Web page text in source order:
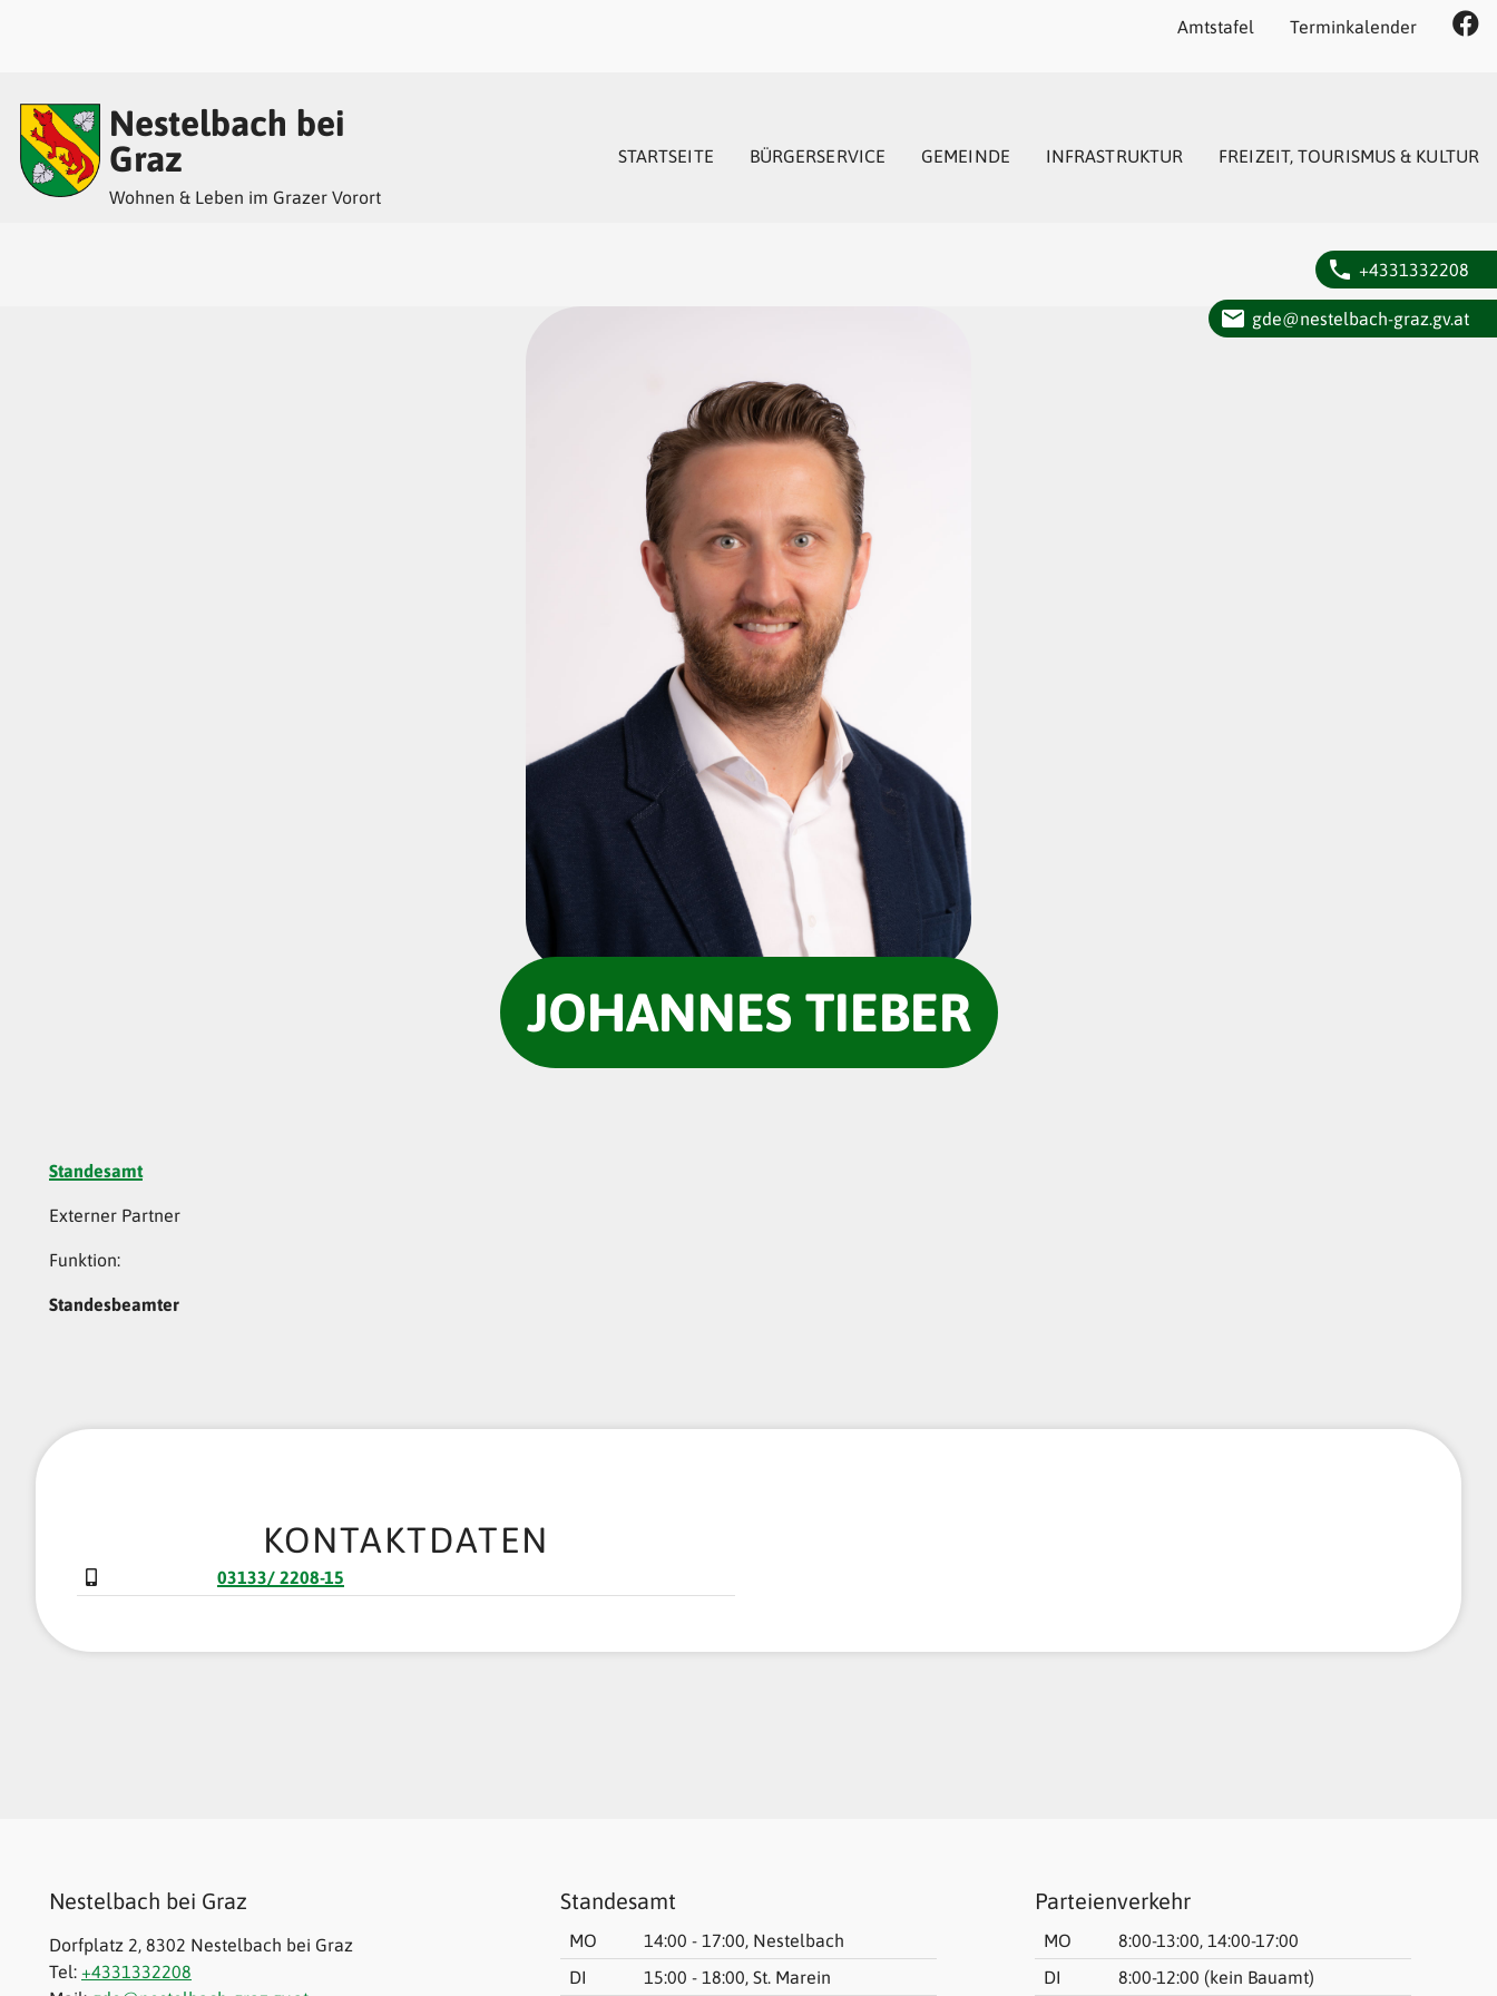
Accesskey
Accesskey
Accesskey
Amtstafel Terminkalender
Nestelbach bei
Graz
Wohnen & Leben im Grazer Vorort
STARTSEITE BÜRGERSERVICE GEMEINDE INFRASTRUKTUR FREIZEIT, TOURISMUS & KULTUR
phone +4331332208
email gde@nestelbach-graz.gv.at
JOHANNES TIEBER
Standesamt
Externer Partner
Funktion:
Standesbeamter
KONTAKTDATEN
03133/ 2208-15
Nestelbach bei Graz
Dorfplatz 2, 8302 Nestelbach bei Graz
Tel: +4331332208
Standesamt
MO
14:00 - 17:00, Nestelbach
DI
15:00 - 18:00, St. Marein
Parteienverkehr
MO
8:00-13:00, 14:00-17:00
DI
8:00-12:00 (kein Bauamt)